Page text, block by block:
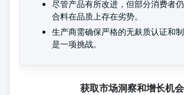
尽管产品有所改进，但部分消费者
合料在品质上存在劣势。
生产商需确保严格的无麸质认证和
是一项挑战。
获取市场洞察和增长机会